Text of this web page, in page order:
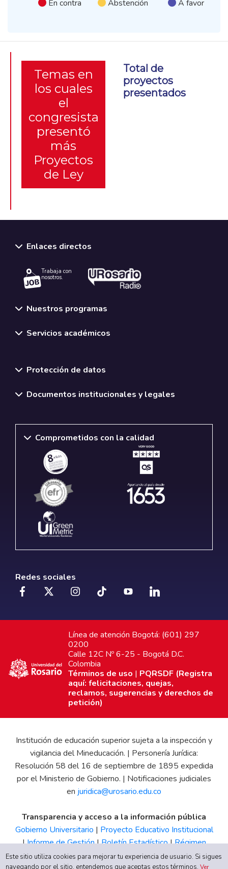
En contra Abstención A favor
Temas en
los cuales
el
congresista
presentó
más
Proyectos
de Ley
Total de
proyectos
presentados
Enlaces directos
Trabaja con
nosotros.
Nuestros programas
Servicios académicos
Protección de datos
Documentos institucionales y legales
Comprometidos con la calidad
Redes sociales
Línea de atención Bogotá: (601) 297
0200
Calle 12C Nº 6-25 - Bogotá D.C.
Colombia
Términos de uso | PQRSDF (Registra
aquí: felicitaciones, quejas,
reclamos, sugerencias y derechos de
petición)
Institución de educación superior sujeta a la inspección y
vigilancia del Mineducación. | Personería Jurídica:
Resolución 58 del 16 de septiembre de 1895 expedida
por el Ministerio de Gobierno. | Notificaciones judiciales
en juridica@urosario.edu.co
Transparencia y acceso a la información pública
Gobierno Universitario | Proyecto Educativo Institucional
|Informe de Gestión|Boletín Estadístico|Régimen
Tributario|Estados Financieros |Código de Ética| Canal
Este sitio utiliza cookies para mejorar tu experiencia de usuario. Si sigues
navegando por el sitio, entendemos que aceptas estos términos.Ver